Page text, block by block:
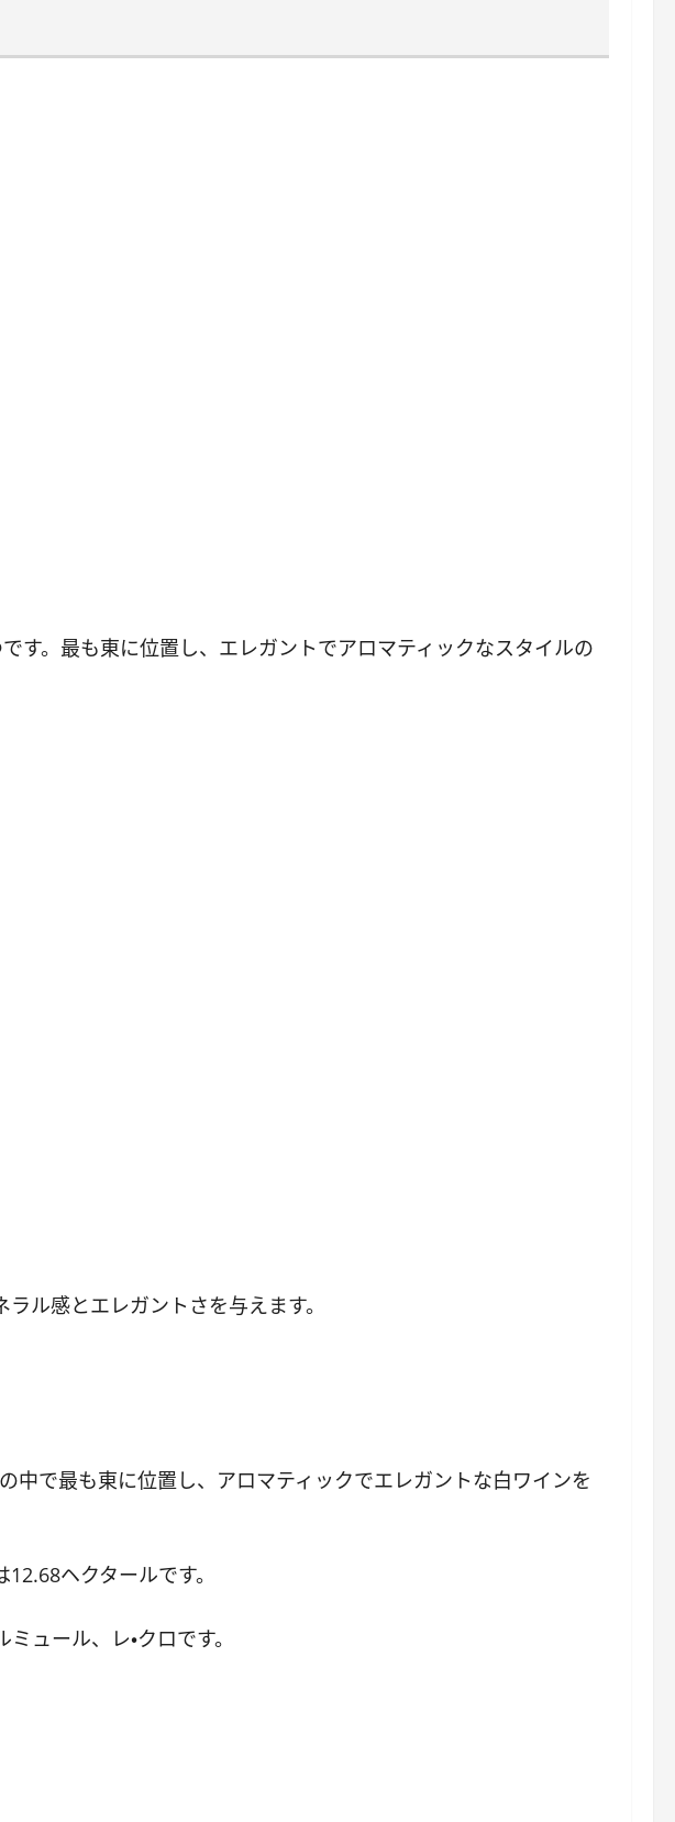
す。最も東に位置し、エレガントでアロマティックなスタイルの
ル感とエレガントさを与えます。
中で最も東に位置し、アロマティックでエレガントな白ワインを
ヘクタールです。
ュール、レ・クロです。